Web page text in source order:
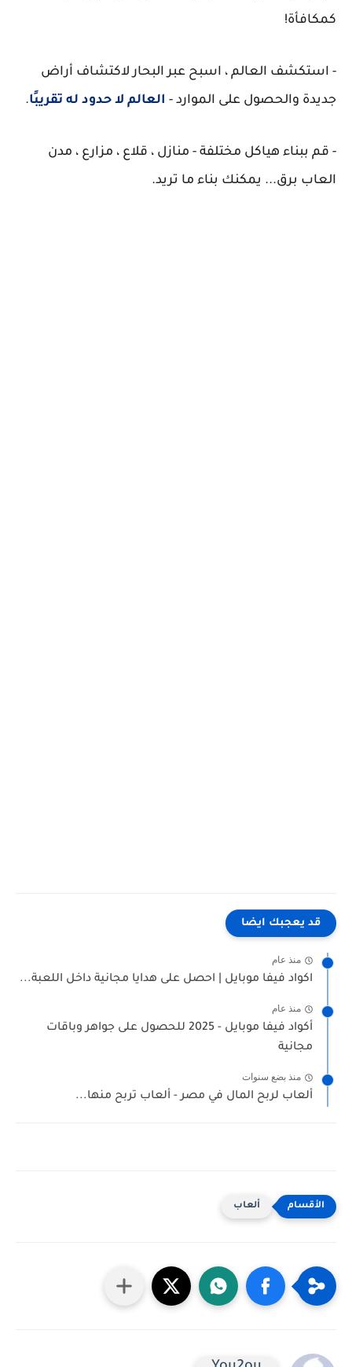
كمكافأة!
- استكشف العالم ، اسبح عبر البحار لاكتشاف أراض
جديدة والحصول على الموارد - العالم لا حدود له تقريبًا.
- قم ببناء هياكل مختلفة - منازل ، قلاع ، مزارع ، مدن
العاب برق... يمكنك بناء ما تريد.
قد يعجبك ايضا
منذ عام
اكواد فيفا موبايل | احصل على هدايا مجانية داخل اللعبة...
منذ عام
أكواد فيفا موبايل - 2025 للحصول على جواهر وباقات
مجانية
منذ بضع سنوات
ألعاب لربح المال في مصر - ألعاب تربح منها...
ألعاب